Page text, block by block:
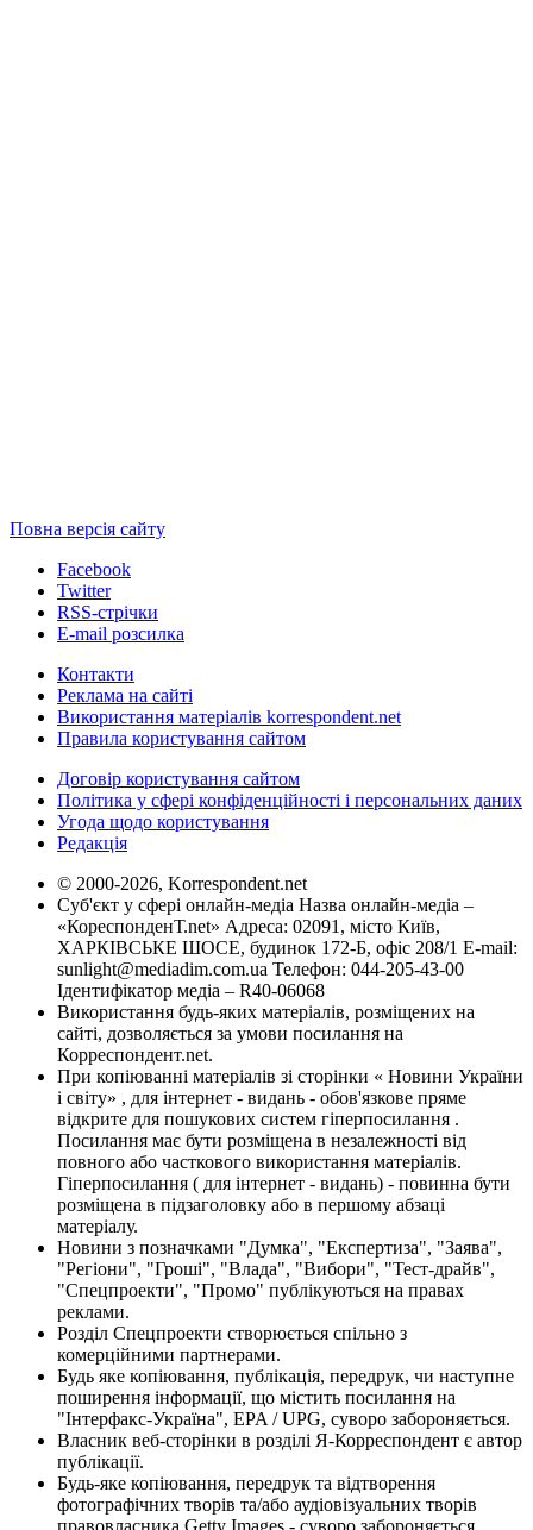
Повна версія сайту
Facebook
Twitter
RSS-стрічки
E-mail розсилка
Контакти
Реклама на сайті
Використання матеріалів korrespondent.net
Правила користування сайтом
Договір користування сайтом
Політика у сфері конфіденційності і персональних даних
Угода щодо користування
Редакція
© 2000-2026, Korrespondent.net
Суб'єкт у сфері онлайн-медіа Назва онлайн-медіа –
«КореспонденТ.net» Адреса: 02091, місто Київ,
ХАРКІВСЬКЕ ШОСЕ, будинок 172-Б, офіс 208/1 E-mail:
sunlight@mediadim.com.ua Телефон: 044-205-43-00
Ідентифікатор медіа – R40-06068
Використання будь-яких матеріалів, розміщених на
сайті, дозволяється за умови посилання на
Корреспондент.net.
При копіюванні матеріалів зі сторінки « Новини України
і світу» , для інтернет - видань - обов'язкове пряме
відкрите для пошукових систем гіперпосилання .
Посилання має бути розміщена в незалежності від
повного або часткового використання матеріалів.
Гіперпосилання ( для інтернет - видань) - повинна бути
розміщена в підзаголовку або в першому абзаці
матеріалу.
Новини з позначками "Думка", "Експертиза", "Заява",
"Регіони", "Гроші", "Влада", "Вибори", "Тест-драйв",
"Спецпроекти", "Промо" публікуються на правах
реклами.
Розділ Спецпроекти створюється спільно з
комерційними партнерами.
Будь яке копіювання, публікація, передрук, чи наступне
поширення інформації, що містить посилання на
"Інтерфакс-Україна", EPA / UPG, суворо забороняється.
Власник веб-сторінки в розділі Я-Корреспондент є автор
публікації.
Будь-яке копіювання, передрук та відтворення
фотографічних творів та/або аудіовізуальних творів
правовласника Getty Images - суворо забороняється.